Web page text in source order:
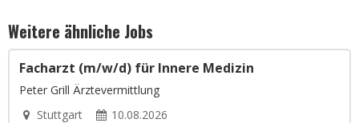
Weitere ähnliche Jobs
Facharzt (m/w/d) für Innere Medizin
Peter Grill Ärztevermittlung
Stuttgart
10.08.2026